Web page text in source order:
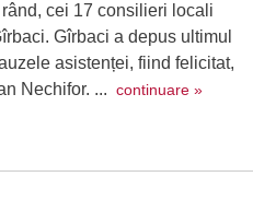
cei 17 consilieri locali
Gîrbaci a depus ultimul
asistenței, fiind felicitat,
Nechifor. ... continuare »